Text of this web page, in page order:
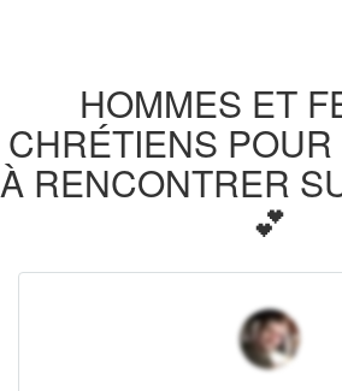
HOMMES ET
CHRÉTIENS
À RENCONTRER
💕